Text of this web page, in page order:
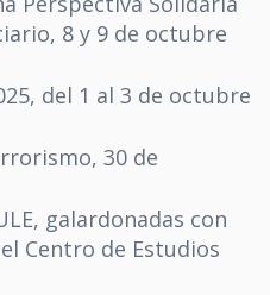
8 y 9 de octubre
del 1 al 3 de octubre
30 de
galardonadas con
Centro de Estudios